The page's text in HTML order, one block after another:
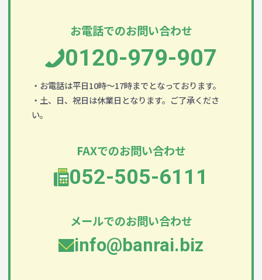
お電話でのお問い合わせ
0120-979-907
・お電話は平日10時～17時までとなっております。
・土、日、祝日は休業日となります。ご了承くださ
い。
FAXでのお問い合わせ
052-505-6111
メールでのお問い合わせ
info@banrai.biz